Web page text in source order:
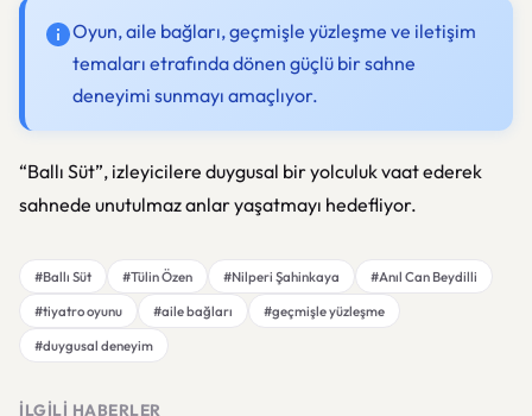
Oyun, aile bağları, geçmişle yüzleşme ve iletişim
temaları etrafında dönen güçlü bir sahne
deneyimi sunmayı amaçlıyor.
“Ballı Süt”, izleyicilere duygusal bir yolculuk vaat ederek
sahnede unutulmaz anlar yaşatmayı hedefliyor.
#Ballı Süt #Tülin Özen #Nilperi Şahinkaya
#Anıl Can Beydilli
#tiyatro oyunu
#aile bağları
#geçmişle yüzleşme
#duygusal deneyim
İLGILI HABERLER